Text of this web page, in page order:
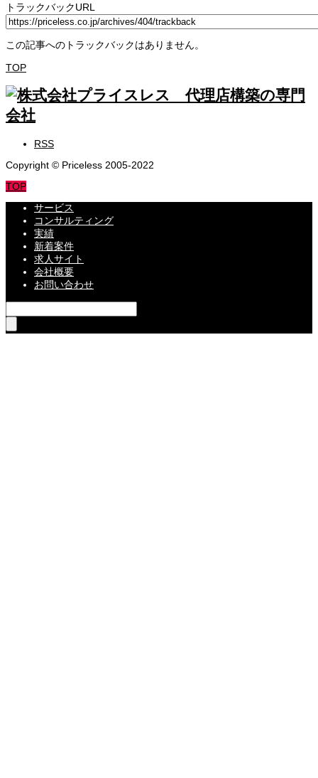
トラックバックURL
この記事へのトラックバックはありません。
TOP
RSS
Copyright © Priceless 2005-2022
TOP
サービス
コンサルティング
実績
新着案件
求人サイト
会社概要
お問い合わせ